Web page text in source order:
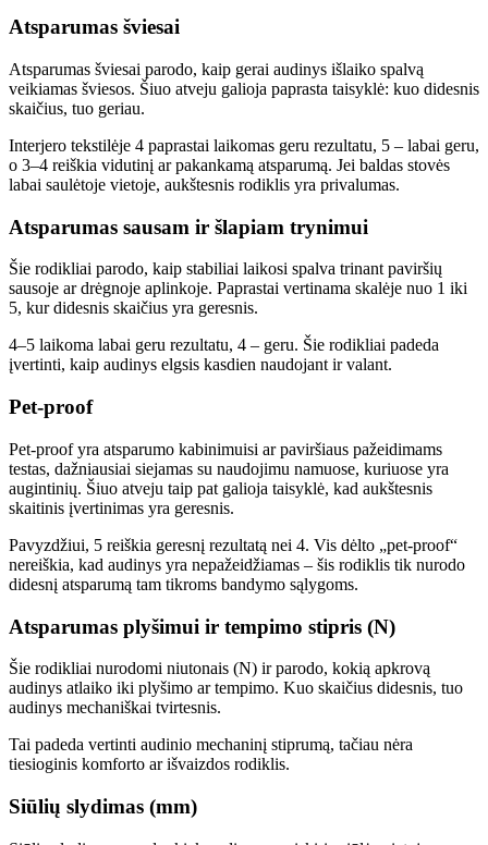
Atsparumas šviesai
Atsparumas šviesai parodo, kaip gerai audinys išlaiko spalvą
veikiamas šviesos. Šiuo atveju galioja paprasta taisyklė: kuo didesnis
skaičius, tuo geriau.
Interjero tekstilėje 4 paprastai laikomas geru rezultatu, 5 – labai geru,
o 3–4 reiškia vidutinį ar pakankamą atsparumą. Jei baldas stovės
labai saulėtoje vietoje, aukštesnis rodiklis yra privalumas.
Atsparumas sausam ir šlapiam trynimui
Šie rodikliai parodo, kaip stabiliai laikosi spalva trinant paviršių
sausoje ar drėgnoje aplinkoje. Paprastai vertinama skalėje nuo 1 iki
5, kur didesnis skaičius yra geresnis.
4–5 laikoma labai geru rezultatu, 4 – geru. Šie rodikliai padeda
įvertinti, kaip audinys elgsis kasdien naudojant ir valant.
Pet-proof
Pet-proof yra atsparumo kabinimuisi ar paviršiaus pažeidimams
testas, dažniausiai siejamas su naudojimu namuose, kuriuose yra
augintinių. Šiuo atveju taip pat galioja taisyklė, kad aukštesnis
skaitinis įvertinimas yra geresnis.
Pavyzdžiui, 5 reiškia geresnį rezultatą nei 4. Vis dėlto „pet-proof“
nereiškia, kad audinys yra nepažeidžiamas – šis rodiklis tik nurodo
didesnį atsparumą tam tikroms bandymo sąlygoms.
Atsparumas plyšimui ir tempimo stipris (N)
Šie rodikliai nurodomi niutonais (N) ir parodo, kokią apkrovą
audinys atlaiko iki plyšimo ar tempimo. Kuo skaičius didesnis, tuo
audinys mechaniškai tvirtesnis.
Tai padeda vertinti audinio mechaninį stiprumą, tačiau nėra
tiesioginis komforto ar išvaizdos rodiklis.
Siūlių slydimas (mm)